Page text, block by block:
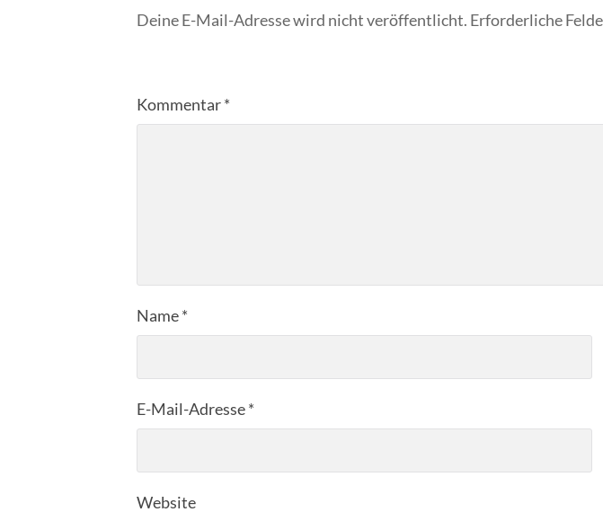
Deine E-Mail-Adresse wird nicht veröffentlicht. Erforderliche
Kommentar*
Name*
E-Mail-Adresse*
Website